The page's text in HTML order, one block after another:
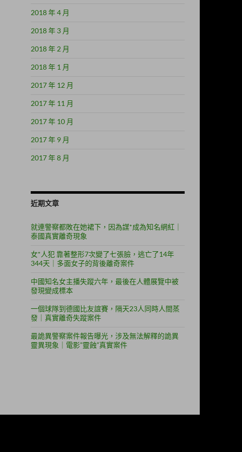
2018 年 4 月
2018 年 3 月
2018 年 2 月
2018 年 1 月
2017 年 12 月
2017 年 11 月
2017 年 10 月
2017 年 9 月
2017 年 8 月
近期文章
就連警察都敗在她裙下，因為謀*成為知名網紅｜
泰國真實離奇現象
女*人犯 靠著整形7次變了七張臉，逃亡了14年
344天｜多面女子的背後離奇案件
中國知名女主播失蹤六年，最後在人體展覽中被
發現變成標本
一個球隊到德國比友誼賽，隔天23人同時人間蒸
發｜真實離奇失蹤案件
最詭異警察案件報告曝光，涉及無法解釋的詭異
靈異現象｜電影”靈蝕”真實案件